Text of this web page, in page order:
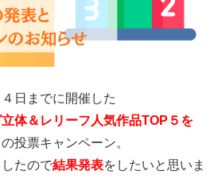
日までに開催した
体＆レリーフ人気作品TOP５を
投票キャンペーン。
たので結果発表をしたいと思いま